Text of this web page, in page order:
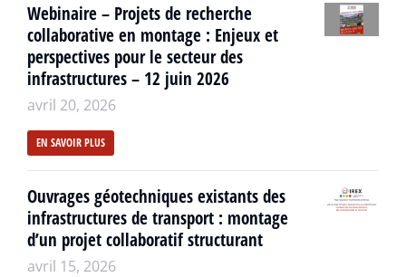
Webinaire – Projets de recherche
collaborative en montage : Enjeux et
perspectives pour le secteur des
infrastructures – 12 juin 2026
avril 20, 2026
EN SAVOIR PLUS
Ouvrages géotechniques existants des
infrastructures de transport : montage
d’un projet collaboratif structurant
avril 15, 2026